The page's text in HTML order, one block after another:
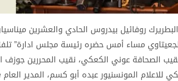
روفائيل بيدروس الحادي والعشرين
الجعيتاوي مساء أمس حضره رئيسة مجلس ادارة”
الصحافة عوني الكعكي، نقيب المحررين